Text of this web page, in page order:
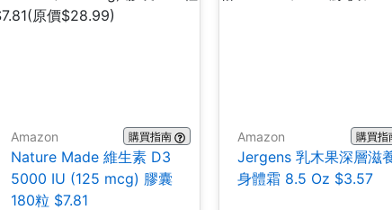
Amazon 購買指南
Nature Made 維生素 D3
5000 IU (125 mcg) 膠囊
180粒 $7.81
Amazon 購買指
Jergens 乳木果深層滋
身體霜 8.5 Oz $3.57